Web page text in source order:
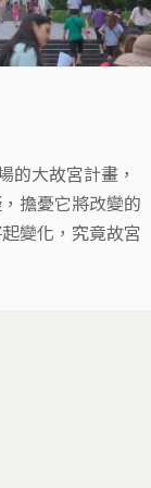
的大故宮計畫，
擔憂它將改變的
變化，究竟故宮
連帶影響，台北